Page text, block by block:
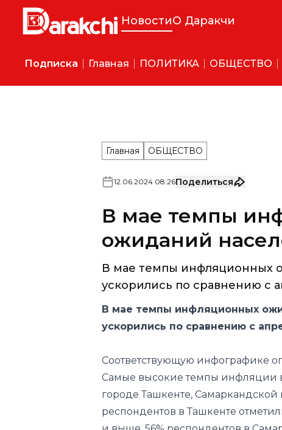
НовостиО Даракчи
Подписка Главная ПОЛИТИКА ОБЩЕСТВО
Главная ОБЩЕСТВО
06 Поделиться
В мае темпы
ожиданий
В мае темпы инфляционных